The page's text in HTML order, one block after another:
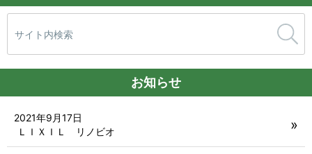
索:
お知らせ
ＬＩＸＩＬ リノビオ
2021年9月17日